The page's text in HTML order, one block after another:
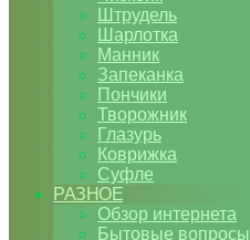
Штрудель
Шарлотка
Манник
Запеканка
Пончики
Творожник
Глазурь
Коврижка
Суфле
РАЗНОЕ
Обзор интернета
Бытовые вопросы